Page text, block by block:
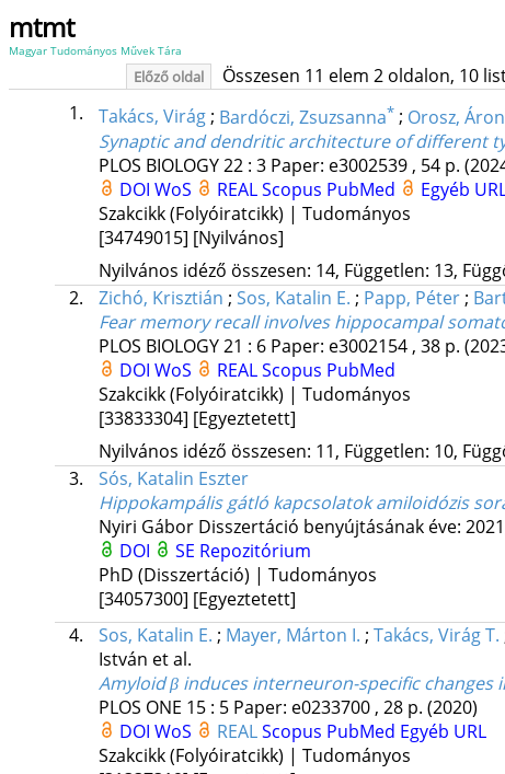
mtmt
Magyar Tudományos Művek Tára
Előző oldal Összesen 11 elem 2 oldalon, 10
1. Takács, Virág; Bardóczi, Zsuzsanna* ; Orosz, Áron
Synaptic and dendritic architecture of different
PLOS BIOLOGY22: 3 Paper: e3002539 , 54 p.
DOI WoS REALScopus PubMed
Egyéb
Szakcikk (Folyóiratcikk) | Tudományos
[34749015] [Nyilvános]
Nyilvános idéző összesen: 14, Független: 13,
2.
Zichó, Krisztián ; Sos, Katalin E. ; Papp, Péter ;
Fear memory recall involves hippocampal
PLOS BIOLOGY21 : 6 Paper: e3002154 , 38 p.
DOI WoS REALScopus PubMed
Szakcikk (Folyóiratcikk) | Tudományos
[33833304] [Egyeztetett]
Nyilvános idéző összesen: 11, Független: 10,
3.
Sós, Katalin Eszter
Hippokampális gátló kapcsolatok amiloidózis
Nyiri Gábor Disszertáció benyújtásának éve:
DOI
SE Repozitórium
PhD (Disszertáció) | Tudományos
[34057300] [Egyeztetett]
4.
Sos, Katalin E. ; Mayer, Márton I. ; Takács, Virág T.
István et al.
Amyloid β induces interneuron-specific changes
PLOS ONE 15: 5 Paper: e0233700 , 28 p. (2020)
DOI WoS REALScopus PubMed Egyéb URL
Szakcikk (Folyóiratcikk) | Tudományos